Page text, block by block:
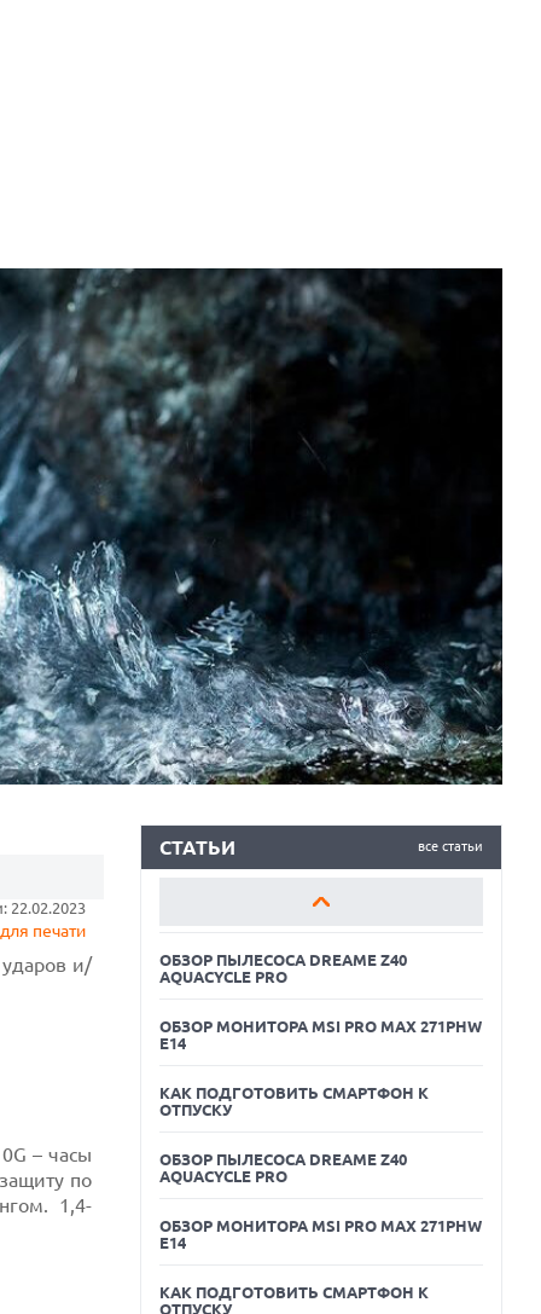
22.02.2023
печати
и/
– часы
по
1,4-
все статьи
СТАТЬИ
ОБЗОР ПЫЛЕСОСА DREAME Z40
AQUACYCLE PRO
ОБЗОР МОНИТОРА MSI PRO MAX 271PHW
E14
КАК ПОДГОТОВИТЬ СМАРТФОН К
ОТПУСКУ
ОБЗОР ПЫЛЕСОСА DREAME Z40
AQUACYCLE PRO
ОБЗОР МОНИТОРА MSI PRO MAX 271PHW
E14
КАК ПОДГОТОВИТЬ СМАРТФОН К
ОБЗОР ПЫЛЕСОСА DREAME Z40
AQUACYCLE PRO
ОБЗОР МОНИТОРА MSI PRO MAX 271PHW
E14
КАК ПОДГОТОВИТЬ СМАРТФОН К
ОТПУСКУ
ОБЗОР ПЫЛЕСОСА DREAME Z40
AQUACYCLE PRO
ОБЗОР МОНИТОРА MSI PRO MAX 271PHW
E14
КАК ПОДГОТОВИТЬ СМАРТФОН К
ОТПУСКУ
РЕКОРДНАЯ ВЫРУЧКА AMD ЗА СЧЕТ
ДАТА-ЦЕНТРОВ КОМПЕНСИРУЕТ СПАД
05.08.2026